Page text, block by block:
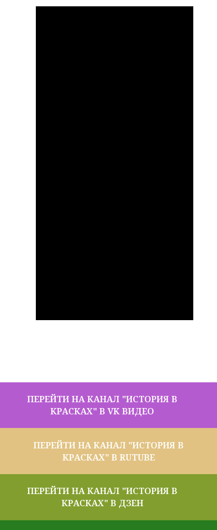
ПЕРЕЙТИ НА КАНАЛ "ИСТОРИЯ В
КРАСКАХ" В VK ВИДЕО
ПЕРЕЙТИ НА КАНАЛ "ИСТОРИЯ В
КРАСКАХ" В RUTUBE
ПЕРЕЙТИ НА КАНАЛ "ИСТОРИЯ В
КРАСКАХ" В ДЗЕН